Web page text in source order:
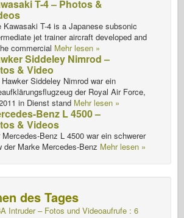
T-4 – Photos &
Kawasaki T-4 is a Japanese subsonic
jet trainer aircraft developed and
commercial Mehr lesen »
Siddeley Nimrod –
& Video
Hawker Siddeley Nimrod war ein
der Royal Air Force,
in Dienst stand Mehr lesen »
Benz L 4500 –
& Videos
Mercedes-Benz L 4500 war ein schwerer
der Marke Mercedes-Benz Mehr lesen »
des Tages
Intruder – Fotos und Videoaufrufe : 6